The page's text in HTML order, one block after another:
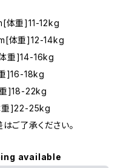
体重]11-12kg
体重]12-14kg
重]14-16kg
]16-18kg
]18-22kg
重]22-25kg
ご了承ください。
available